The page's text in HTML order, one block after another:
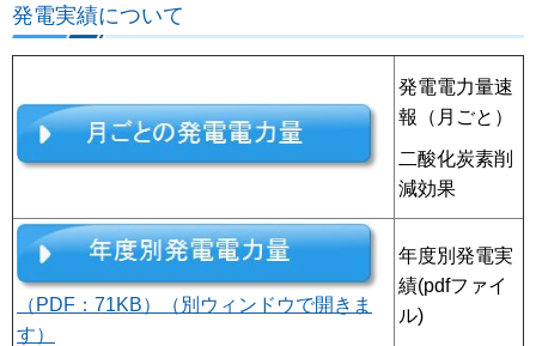
発電実績について
発電電力量速
報（月ごと）
二酸化炭素削
減効果
（PDF：71KB）（別ウィンドウで開きま
す）
年度別発電実
績(pdfファイ
ル)